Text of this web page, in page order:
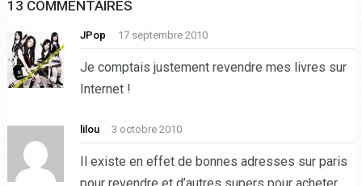
13 COMMENTAIRES
JPop 17 septembre 2010
Je comptais justement revendre mes livres sur
Internet !
lilou 3 octobre 2010
Il existe en effet de bonnes adresses sur paris